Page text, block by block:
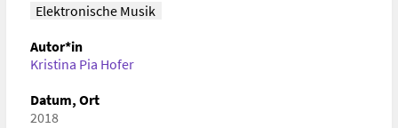
Meet
Elektronische Musik
Autor*in
Kristina Pia Hofer
Datum, Ort
2018